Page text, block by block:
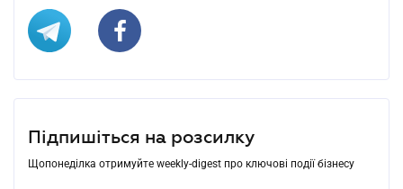
Підпишіться на розсилку
Щопонеділка отримуйте weekly-digest про ключові події бізнесу